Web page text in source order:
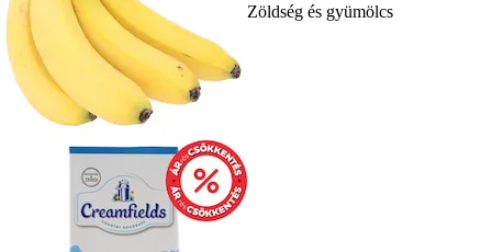
Zöldség és gyümölcs